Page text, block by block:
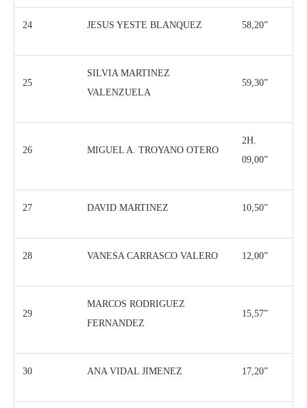
24 JESUS YESTE BLANQUEZ 58,20”
25
SILVIA MARTINEZ
VALENZUELA
59,30”
26 MIGUEL A. TROYANO OTERO
2H.
09,00”
27 DAVID MARTINEZ 10,50”
28 VANESA CARRASCO VALERO 12,00”
29
MARCOS RODRIGUEZ
FERNANDEZ
15,57”
30 ANA VIDAL JIMENEZ 17,20”